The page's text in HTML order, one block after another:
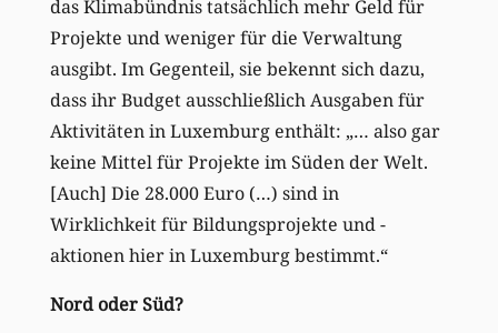
das Klimabündnis tatsächlich mehr Geld für
Projekte und weniger für die Verwaltung
ausgibt. Im Gegenteil, sie bekennt sich dazu,
dass ihr Budget ausschließlich Ausgaben für
Aktivitäten in Luxemburg enthält: „… also gar
keine Mittel für Projekte im Süden der Welt.
[Auch] Die 28.000 Euro (…) sind in
Wirklichkeit für Bildungsprojekte und -
aktionen hier in Luxemburg bestimmt.“
Nord oder Süd?